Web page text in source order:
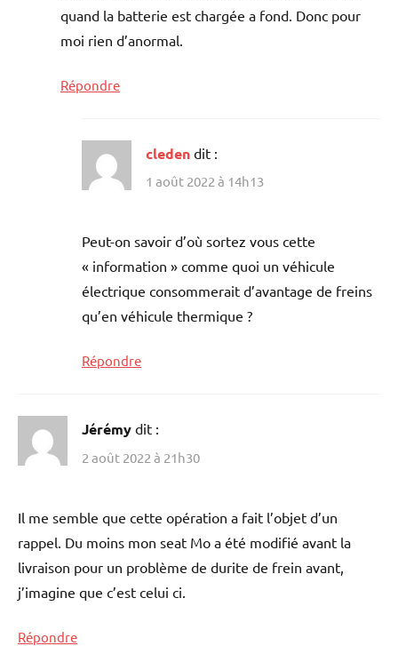
quand la batterie est chargée a fond. Donc pour
moi rien d’anormal.
Répondre
cleden dit :
1 août 2022 à 14h13
Peut-on savoir d’où sortez vous cette
« information » comme quoi un véhicule
électrique consommerait d’avantage de freins
qu’en véhicule thermique ?
Répondre
Jérémy dit :
2 août 2022 à 21h30
Il me semble que cette opération a fait l’objet d’un
rappel. Du moins mon seat Mo a été modifié avant la
livraison pour un problème de durite de frein avant,
j’imagine que c’est celui ci.
Répondre